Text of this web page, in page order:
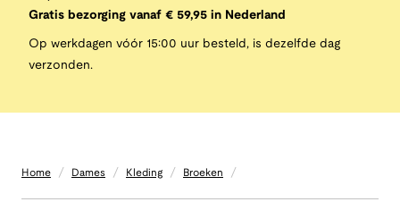
Gratis bezorging vanaf € 59,95 in Nederland
Op werkdagen vóór 15:00 uur besteld, is dezelfde dag
verzonden.
Home / Dames / Kleding / Broeken /